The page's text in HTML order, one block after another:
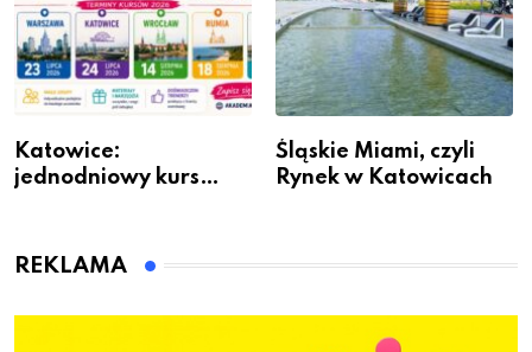
Katowice:
jednodniowy kurs
dzieci
Śląskie Miami, czyli
Rynek w Katowicach
REKLAMA